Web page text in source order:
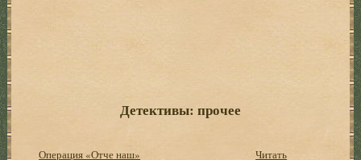
Детективы: прочее
Операция «Отче наш» Читать